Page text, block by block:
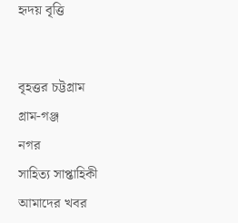
হৃদয় বৃত্তি
বৃহত্তর চট্টগ্রাম
গ্রাম-গঞ্জ
নগর
সাহিত্য সাপ্তাহিকী
আমাদের খবর